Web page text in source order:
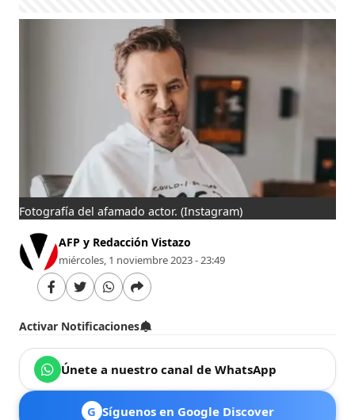
Fotografía del afamado actor. (Instagram)
AFP y Redacción Vistazo
miércoles, 1 noviembre 2023 - 23:49
Activar Notificaciones
Únete a nuestro canal de WhatsApp
G Síguenos en Google Discover